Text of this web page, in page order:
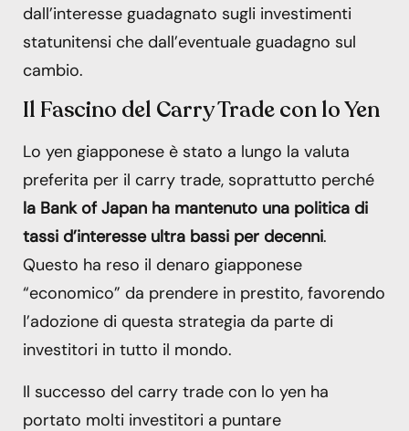
dall’interesse guadagnato sugli investimenti
statunitensi che dall’eventuale guadagno sul
cambio.
Il Fascino del Carry Trade con lo Yen
Lo yen giapponese è stato a lungo la valuta
preferita per il carry trade, soprattutto perché
la Bank of Japan ha mantenuto una politica di
tassi d’interesse ultra bassi per decenni.
Questo ha reso il denaro giapponese
“economico” da prendere in prestito, favorendo
l’adozione di questa strategia da parte di
investitori in tutto il mondo.
Il successo del carry trade con lo yen ha
portato molti investitori a puntare